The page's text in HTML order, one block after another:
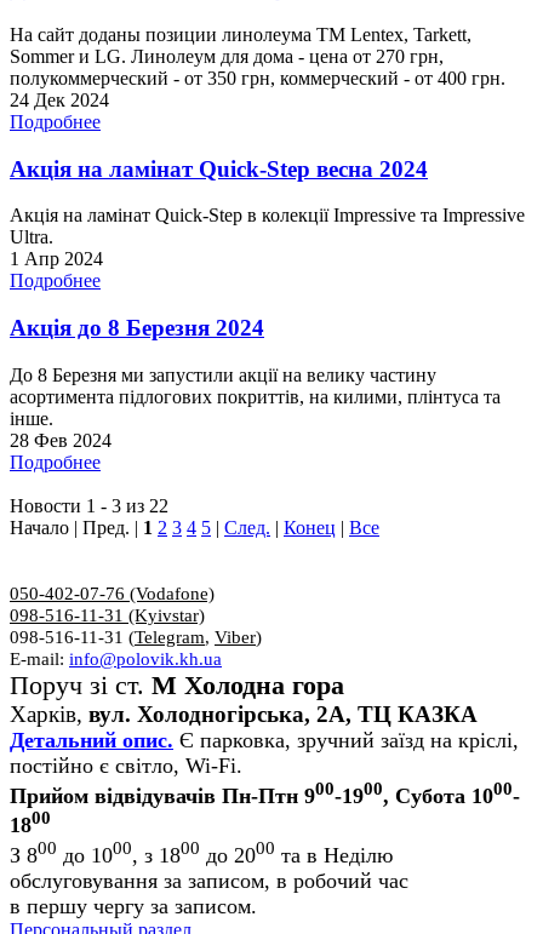
На сайт доданы позиции линолеума ТМ Lentex, Tarkett,
Sommer и LG. Линолеум для дома - цена от 270 грн,
полукоммерческий - от 350 грн, коммерческий - от 400 грн.
24 Дек 2024
Подробнее
Акція на ламінат Quick-Step весна 2024
Акція на ламінат Quick-Step в колекції Impressive та Impressive
Ultra.
1 Апр 2024
Подробнее
Акція до 8 Березня 2024
До 8 Березня ми запустили акції на велику частину
асортимента підлогових покриттів, на килими, плінтуса та
інше.
28 Фев 2024
Подробнее
Новости 1 - 3 из 22
Начало | Пред. | 1 2 3 4 5 | След. | Конец | Все
050-402-07-76 (Vodafone)
098-516-11-31 (Kyivstar)
098-516-11-31 (Telegram, Viber)
E-mail: info@polovik.kh.ua
Поруч зі ст. М Холодна гора
Харків, вул. Холодногірська, 2А, ТЦ КАЗКА
Детальний опис. Є парковка, зручний заїзд на кріслі,
постійно є світло, Wi-Fi.
Прийом відвідувачів Пн-Птн 900-1900, Субота 1000-
1800
З 800 до 1000, з 1800 до 2000 та в Неділю
обслуговування за записом, в робочий час
в першу чергу за записом.